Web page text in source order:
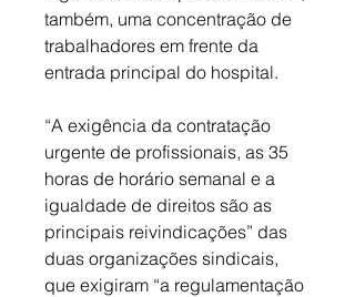
também, uma concentração de
trabalhadores em frente da
entrada principal do hospital.
“A exigência da contratação
urgente de profissionais, as 35
horas de horário semanal e a
igualdade de direitos são as
principais reivindicações” das
duas organizações sindicais,
que exigiram “a regulamentação